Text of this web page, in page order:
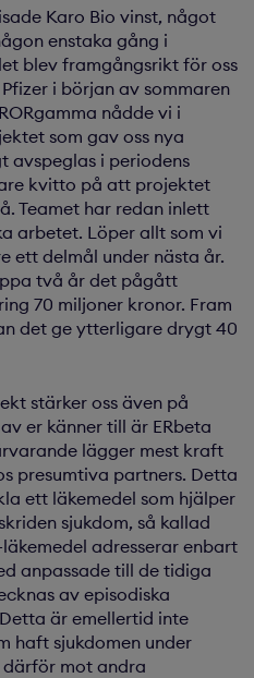
Karo Bio vinst, något
enstaka gång i
blev framgångs­rikt för oss
i början av somma­ren
nådde vi i
som gav oss nya
avspeglas i periodens
kvitto på att projektet
Teamet har redan inlett
arbetet. Löper allt som vi
ett delmål under nästa år.
två år det pågått
70 miljoner kronor. Fram
det ge ytterligare drygt 40
stärker oss även på
er känner till är ERbeta
lägger mest kraft
presumtiva partners. Detta
ett läkemedel som hjälper
sjuk­dom, så kallad
adresserar enbart
anpassade till de tidiga
av episodiska
är emellertid inte
haft sjukdomen under
därför mot andra